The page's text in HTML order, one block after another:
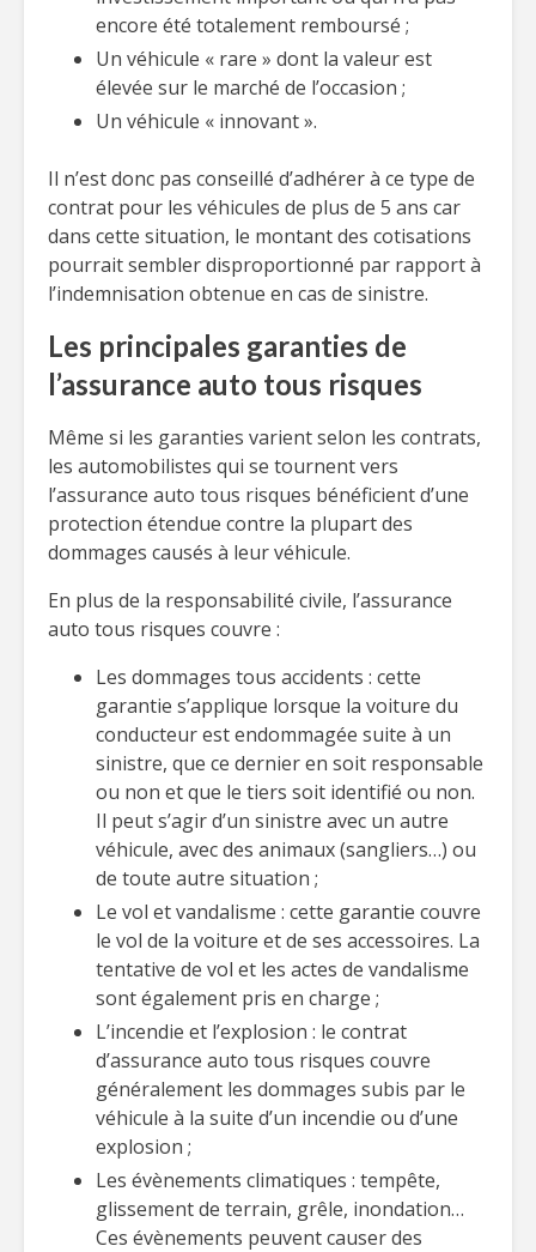
encore été totalement remboursé ;
Un véhicule « rare » dont la valeur est
élevée sur le marché de l’occasion ;
Un véhicule « innovant ».
Il n’est donc pas conseillé d’adhérer à ce type de
contrat pour les véhicules de plus de 5 ans car
dans cette situation, le montant des cotisations
pourrait sembler disproportionné par rapport à
l’indemnisation obtenue en cas de sinistre.
Les principales garanties de
l’assurance auto tous risques
Même si les garanties varient selon les contrats,
les automobilistes qui se tournent vers
l’assurance auto tous risques bénéficient d’une
protection étendue contre la plupart des
dommages causés à leur véhicule.
En plus de la responsabilité civile, l’assurance
auto tous risques couvre :
Les dommages tous accidents : cette
garantie s’applique lorsque la voiture du
conducteur est endommagée suite à un
sinistre, que ce dernier en soit responsable
ou non et que le tiers soit identifié ou non.
Il peut s’agir d’un sinistre avec un autre
véhicule, avec des animaux (sangliers…) ou
de toute autre situation ;
Le vol et vandalisme : cette garantie couvre
le vol de la voiture et de ses accessoires. La
tentative de vol et les actes de vandalisme
sont également pris en charge ;
L’incendie et l’explosion : le contrat
d’assurance auto tous risques couvre
généralement les dommages subis par le
véhicule à la suite d’un incendie ou d’une
explosion ;
Les évènements climatiques : tempête,
glissement de terrain, grêle, inondation…
Ces évènements peuvent causer des